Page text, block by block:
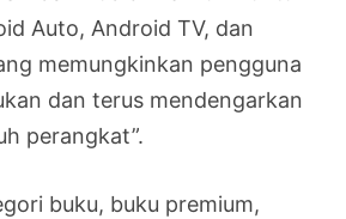
Auto, Android TV, dan
memungkinkan pengguna
dan terus mendengarkan
perangkat”.
buku, buku premium,